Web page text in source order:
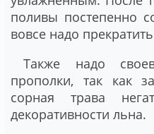
поливы постепенно
вовсе надо
Также надо
прополки, так как
сорная трава
декоративности льна.